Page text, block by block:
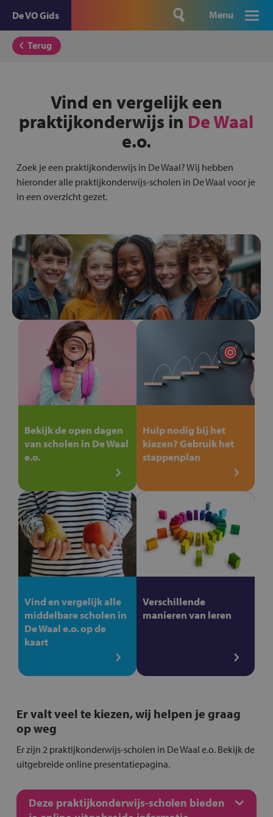
De VO Gids Menu
Terug
Vind en vergelijk een
praktijkonderwijs in De Waal
e.o.
Zoek je een praktijkonderwijs in De Waal? Wij hebben
hieronder alle praktijkonderwijs-scholen in De Waal voor je
in een overzicht gezet.
Bekijk de open dagen
van scholen in De Waal
e.o.
Hulp nodig bij het
kiezen? Gebruik het
stappenplan
Vind en vergelijk alle
middelbare scholen in
De Waal e.o. op de
kaart
Verschillende
manieren van leren
Er valt veel te kiezen, wij helpen je graag
op weg
Er zijn 2 praktijkonderwijs-scholen in De Waal e.o. Bekijk de
uitgebreide online presentatiepagina.
Deze praktijkonderwijs-scholen bieden